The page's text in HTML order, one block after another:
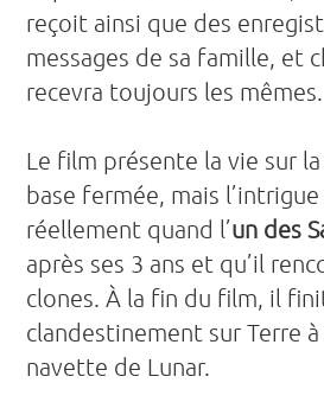
reçoit ainsi que des
messages de sa famille, et
recevra toujours les mêmes.
Le film présente la vie sur
base fermée, mais
réellement quand l’un des
après ses 3 ans et qu’il
clones. À la fin du film, il
clandestinement sur Terre à
navette de Lunar.